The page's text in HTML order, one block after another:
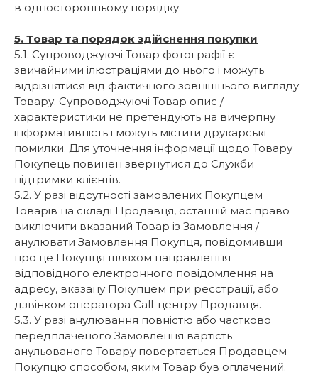
в односторонньому порядку.
5. Товар та порядок здійснення покупки
5.1. Супроводжуючі Товар фотографії є
звичайними ілюстраціями до нього і можуть
відрізнятися від фактичного зовнішнього вигляду
Товару. Супроводжуючі Товар опис /
характеристики не претендують на вичерпну
інформативність і можуть містити друкарські
помилки. Для уточнення інформації щодо Товару
Покупець повинен звернутися до Служби
підтримки клієнтів.
5.2. У разі відсутності замовлених Покупцем
Товарів на складі Продавця, останній має право
виключити вказаний Товар із Замовлення /
анулювати Замовлення Покупця, повідомивши
про це Покупця шляхом направлення
відповідного електронного повідомлення на
адресу, вказану Покупцем при реєстрації, або
дзвінком оператора Call-центру Продавця.
5.3. У разі анулювання повністю або частково
передплаченого Замовлення вартість
анульованого Товару повертається Продавцем
Покупцю способом, яким Товар був оплачений.